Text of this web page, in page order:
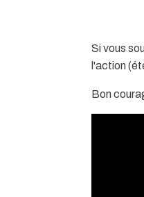
Si vous
l'action
Bon